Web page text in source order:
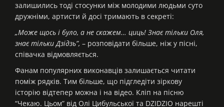
залишились тоді стосунки між молодими людьми суто
дружніми, артисти й досі тримають в секреті:
„Може щось і було, а не скажем… циць! Знає тільки Оля,
знає тільки Дзідзь”, – розповідати більше, ніж у пісні,
співачка відмовляється.
Фанам популярних виконавців залишається читати
поміж рядків. Тим більше, що підгледіти зіркову
історію відтепер можна і на відео. Кліп на пісню
“Чекаю. Цьом” від Олі Цибульської та DZIDZIO нарешті